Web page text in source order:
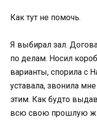
Как тут не помочь.
Я выбирал зал.
по делам. Носил
варианты, спорила с
уставала, звонила
этим. Как будто
всю свою прошлую